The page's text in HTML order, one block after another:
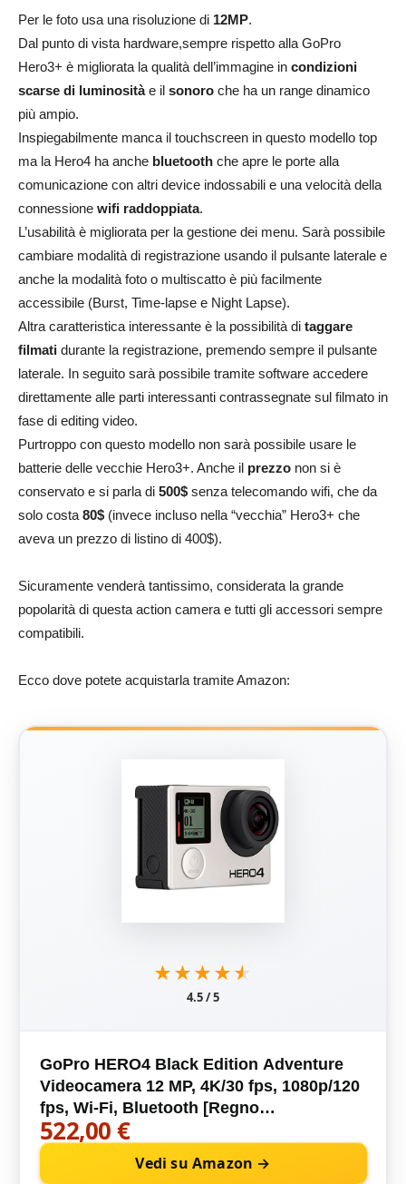
Per le foto usa una risoluzione di 12MP.
Dal punto di vista hardware,sempre rispetto alla GoPro
Hero3+ è migliorata la qualità dell’immagine in condizioni
scarse di luminositàe il sonoro che ha un range dinamico
più ampio.
Inspiegabilmente manca il touchscreen in questo modello top
ma la Hero4 ha anche bluetooth che apre le porte alla
comunicazione con altri device indossabili e una velocità della
connessione wifi raddoppiata.
L’usabilità è migliorata per la gestione dei menu. Sarà possibile
cambiare modalità di registrazione usando il pulsante laterale e
anche la modalità foto o multiscatto è più facilmente
accessibile (Burst, Time-lapse e Night Lapse).
Altra caratteristica interessante è la possibilità di taggare
filmati durante la registrazione, premendo sempre il pulsante
laterale. In seguito sarà possibile tramite software accedere
direttamente alle parti interessanti contrassegnate sul filmato in
fase di editing video.
Purtroppo con questo modello non sarà possibile usare le
batterie delle vecchie Hero3+. Anche il prezzo non si è
conservato e si parla di 500$ senza telecomando wifi, che da
solo costa80$ (invece incluso nella “vecchia” Hero3+ che
aveva un prezzo di listino di 400$).
Sicuramente venderà tantissimo, considerata la grande
popolarità di questa action camera e tutti gli accessori sempre
compatibili.
Ecco dove potete acquistarla tramite Amazon:
★★★★★
★★★★★
4.5 / 5
GoPro HERO4 Black Edition Adventure
Videocamera 12 MP, 4K/30 fps, 1080p/120
fps, Wi-Fi, Bluetooth [Regno
Unito/Francia]
522,00 €
Vedi su Amazon →